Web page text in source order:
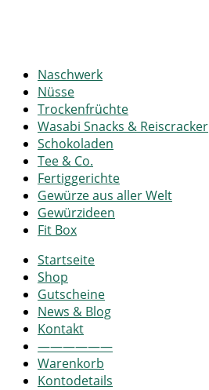
Naschwerk
Nüsse
Trockenfrüchte
Wasabi Snacks & Reiscracker
Schokoladen
Tee & Co.
Fertiggerichte
Gewürze aus aller Welt
Gewürzideen
Fit Box
Startseite
Shop
Gutscheine
News & Blog
Kontakt
——————
Warenkorb
Kontodetails